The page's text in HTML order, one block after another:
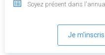
Soyez présent dans
Je m'inscris